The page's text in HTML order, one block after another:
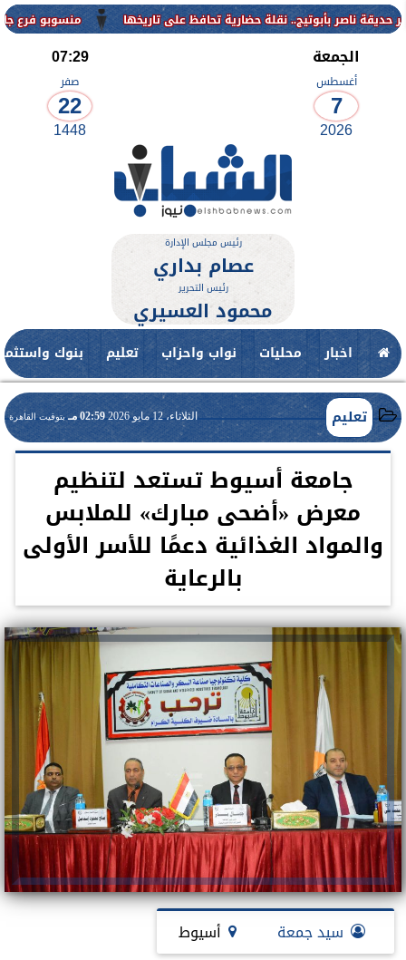
منسوبو فرع جامعة الأزهر
الجمعة
أغسطس
7
2026
07:29
صفر
22
1448
رئيس مجلس الإدارة
عصام بداري
رئيس التحرير
محمود العسيري
اخبار محليات نواب واحزاب تعليم بنوك
تعليم الثلاثاء، 12 مايو 2026 02:59 مـ بتوقيت القاهرة
جامعة أسيوط تستعد لتنظيم
معرض «أضحى مبارك» للملابس
والمواد الغذائية دعمًا للأسر الأولى
بالرعاية
سيد جمعة أسيوط